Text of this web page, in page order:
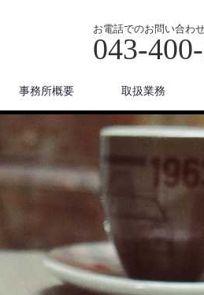
お電話でのお問い合わ
043-
事務所概要 取扱業務